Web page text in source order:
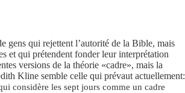
gens qui rejettent l’autorité de la Bible, mais
et qui prétendent fonder leur interprétation
versions de la théorie «cadre», mais la
Kline semble celle qui prévaut actuellement:
considère les sept jours comme un cadre